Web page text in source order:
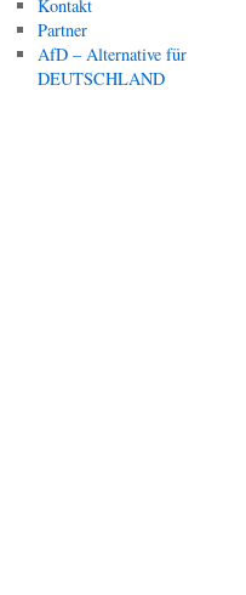
Kontakt
Partner
AfD – Alternative für
DEUTSCHLAND